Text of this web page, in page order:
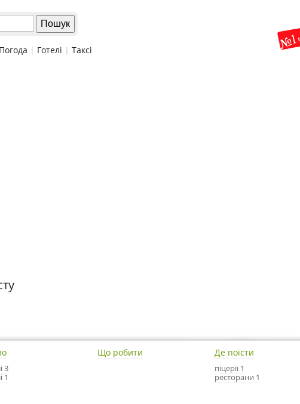
Погода | Готелі | Таксі
3
1
Що робити Де поїсти
піцерії 1
ресторани 1